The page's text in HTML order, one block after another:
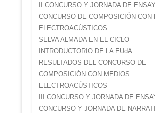
II CONCURSO Y JORNADA DE
CONCURSO DE COMPOSICIÓN CON
ELECTROACÚSTICOS
SELVA ALMADA EN EL CICLO
INTRODUCTORIO DE LA EUdA
RESULTADOS DEL CONCURSO DE
COMPOSICIÓN CON MEDIOS
ELECTROACÚSTICOS
III CONCURSO Y JORNADA DE
CONCURSO Y JORNADA DE